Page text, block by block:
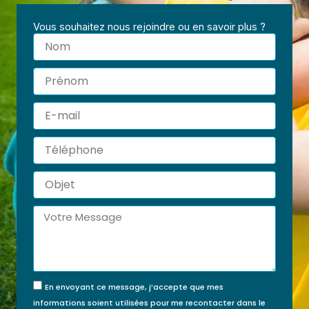
Vous souhaitez nous rejoindre ou en savoir plus ?
Nom
Prénom
E-
mail
Téléphone
Objet
Message
En envoyant ce message, j’accepte que mes
informations soient utilisées pour me recontacter dans le
Devenez Référent en Prévention des Maltraitances
Certification officielle RS7202 –
100 % à distance
Formez-vous pour exercer un rôle clé dans la
médico-sociales, associations.
Cette certification professionnelle RS7202 vous